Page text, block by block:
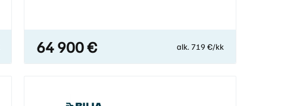
64 900 € alk. 719 €/kk